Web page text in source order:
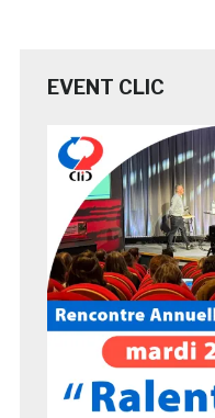
EVENT CLIC